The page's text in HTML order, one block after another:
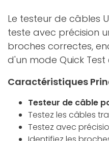
Le testeur de câbles
teste avec précision
broches correctes,
d'un mode Quick
Caractéristiques
Testeur de câble
Testez les câbles
Testez avec